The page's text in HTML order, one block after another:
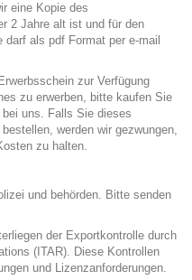
eine Kopie des
2 Jahre alt ist und für den
als pdf Format per e-mail
zur Verfügung
zu erwerben, bitte kaufen Sie
uns. Falls Sie dieses
werden wir gezwungen,
zu halten.
und behörden. Bitte senden
der Exportkontrolle durch
(ITAR). Diese Kontrollen
und Lizenzanforderungen.